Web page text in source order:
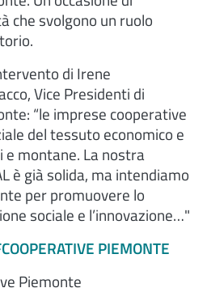
che svolgono un ruolo
di Irene
Vice Presidenti di
“le imprese cooperative
del tessuto economico e
e montane. La nostra
è già solida, ma intendiamo
per promuovere lo
sociale e l’innovazione…"
PIEMONTE
Piemonte